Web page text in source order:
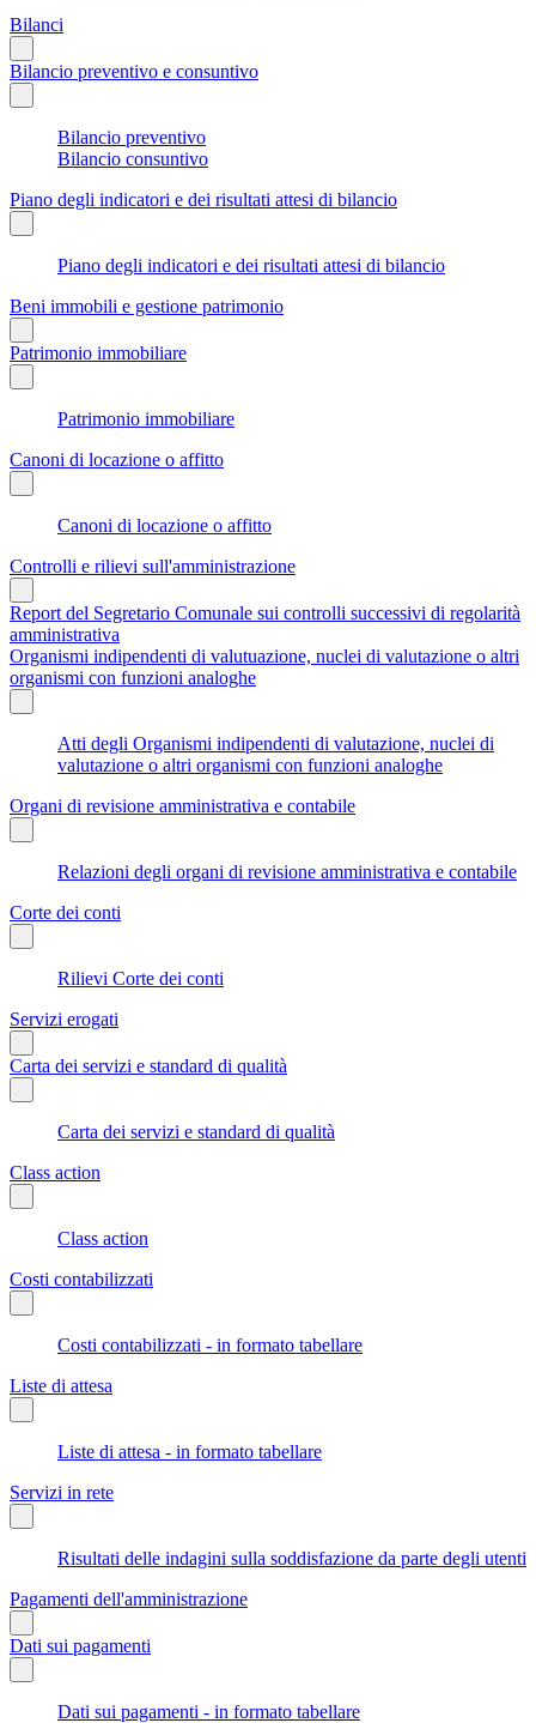
Bilanci
Bilancio preventivo e consuntivo
Bilancio preventivo
Bilancio consuntivo
Piano degli indicatori e dei risultati attesi di bilancio
Piano degli indicatori e dei risultati attesi di bilancio
Beni immobili e gestione patrimonio
Patrimonio immobiliare
Patrimonio immobiliare
Canoni di locazione o affitto
Canoni di locazione o affitto
Controlli e rilievi sull'amministrazione
Report del Segretario Comunale sui controlli successivi di regolarità
amministrativa
Organismi indipendenti di valutuazione, nuclei di valutazione o altri
organismi con funzioni analoghe
Atti degli Organismi indipendenti di valutazione, nuclei di
valutazione o altri organismi con funzioni analoghe
Organi di revisione amministrativa e contabile
Relazioni degli organi di revisione amministrativa e contabile
Corte dei conti
Rilievi Corte dei conti
Servizi erogati
Carta dei servizi e standard di qualità
Carta dei servizi e standard di qualità
Class action
Class action
Costi contabilizzati
Costi contabilizzati - in formato tabellare
Liste di attesa
Liste di attesa - in formato tabellare
Servizi in rete
Risultati delle indagini sulla soddisfazione da parte degli utenti
Pagamenti dell'amministrazione
Dati sui pagamenti
Dati sui pagamenti - in formato tabellare